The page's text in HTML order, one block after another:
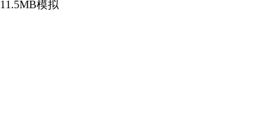
11.5MB模拟